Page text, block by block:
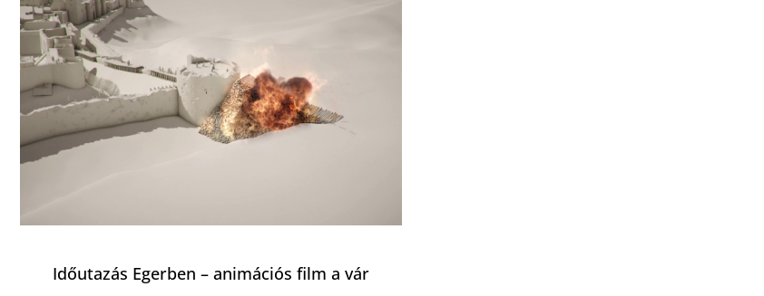
Időutazás Egerben – animációs film a vár